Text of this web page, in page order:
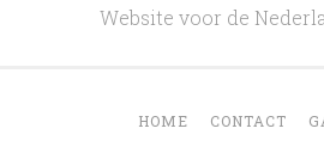
Website voor de
HOME CONTACT